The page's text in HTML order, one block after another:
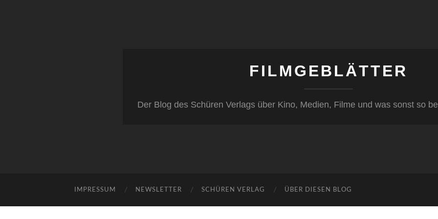
FILMGEBLÄTTER
Der Blog des Schüren Verlags über Kino, Medien, Filme und was sonst so
IMPRESSUM NEWSLETTER SCHÜREN VERLAG ÜBER DIESEN BLOG